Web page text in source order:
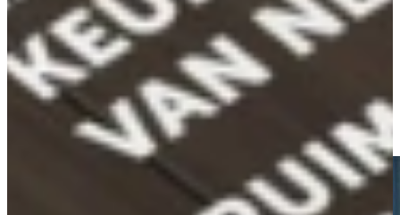
De vaatwassers werken fluisterstil, zijn energiezuinig en voorzien
van duurzame motoren. Met subtiele verlichting, soft-close lades en
intuïtieve bediening biedt ATAG dagelijks comfort in stijl.
Wat ATAG onderscheidt, is de combinatie van vakmanschap, design
en betrouwbaarheid, vaatwassers die prestaties leveren met een
vleugje luxe.
Ik wil de scherpste prijs